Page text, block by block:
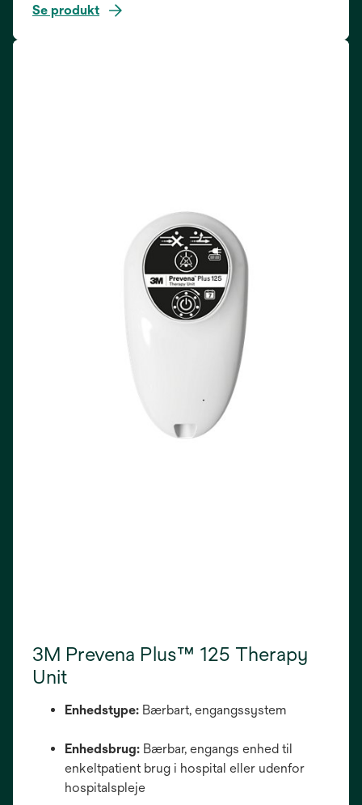
Se produkt
3M Prevena Plus™ 125 Therapy
Unit
Enhedstype: Bærbart, engangssystem
Enhedsbrug: Bærbar, engangs enhed til
enkeltpatient brug i hospital eller udenfor
hospitalspleje